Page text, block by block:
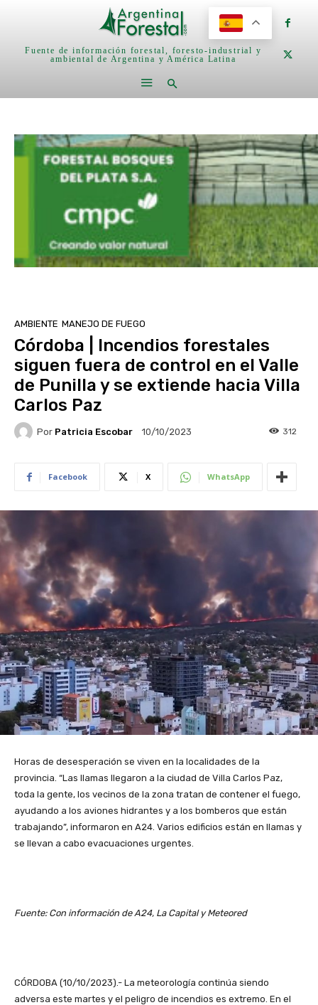
Fuente de información forestal, foresto-industrial y
ambiental de Argentina y América Latina
AMBIENTE MANEJO DE FUEGO
Córdoba | Incendios forestales
siguen fuera de control en el Valle
de Punilla y se extiende hacia Villa
Carlos Paz
Por Patricia Escobar 10/10/2023 312
Facebook X WhatsApp
Horas de desesperación se viven en la localidades de la
provincia. “Las llamas llegaron a la ciudad de Villa Carlos Paz,
toda la gente, los vecinos de la zona tratan de contener el fuego,
ayudando a los aviones hidrantes y a los bomberos que están
trabajando”, informaron en A24. Varios edificios están en llamas y
se llevan a cabo evacuaciones urgentes.
Fuente: Con información de A24, La Capital y Meteored
CÓRDOBA (10/10/2023).- La meteorología continúa siendo
adversa este martes y el peligro de incendios es extremo. En el